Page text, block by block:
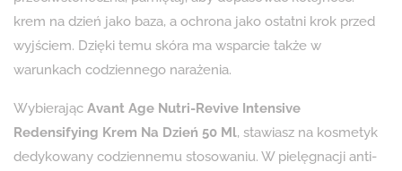
krem na dzień jako baza, a ochrona jako ostatni krok przed
wyjściem. Dzięki temu skóra ma wsparcie także w
warunkach codziennego narażenia.
Wybierając Avant Age Nutri-Revive Intensive
Redensifying Krem Na Dzień 50 Ml, stawiasz na kosmetyk
dedykowany codziennemu stosowaniu. W pielęgnacji anti-